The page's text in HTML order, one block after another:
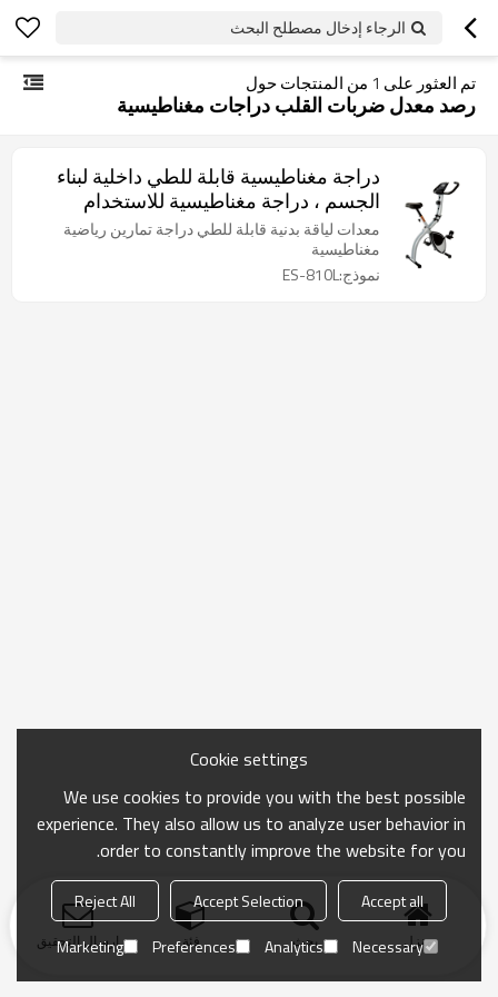
الرجاء إدخال مصطلح البحث
تم العثور على 1 من المنتجات حول
رصد معدل ضربات القلب دراجات مغناطيسية
دراجة مغناطيسية قابلة للطي داخلية لبناء
الجسم ، دراجة مغناطيسية للاستخدام
المنزلي
معدات لياقة بدنية قابلة للطي دراجة تمارين رياضية
مغناطيسية
نموذج:ES-810L
منزل بحث فئة ارسال التحقيق
Cookie settings
We use cookies to provide you with the best possible
experience. They also allow us to analyze user behavior in
order to constantly improve the website for you.
Accept all
Accept Selection
Reject All
Necessary
Analytics
Preferences
Marketing